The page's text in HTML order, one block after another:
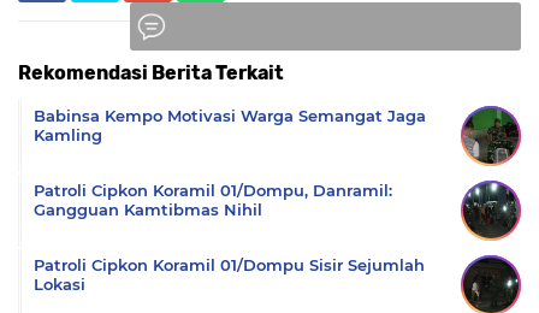
Rekomendasi Berita Terkait
Babinsa Kempo Motivasi Warga Semangat Jaga
Kamling
Patroli Cipkon Koramil 01/Dompu, Danramil:
Gangguan Kamtibmas Nihil
Patroli Cipkon Koramil 01/Dompu Sisir Sejumlah
Lokasi